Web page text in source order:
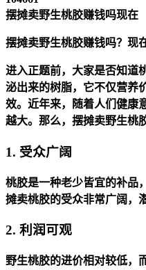
摆摊卖野生桃胶赚钱吗现在
摆摊卖野生桃胶赚钱吗？现
进入正题前，大家是否知道
泌出来的树脂，它不仅营养
效。近年来，随着人们健康
越大。那么，摆摊卖野生桃
1. 受众广阔
桃胶是一种老少皆宜的补品
摊卖桃胶的受众非常广阔，
2. 利润可观
野生桃胶的进价相对较低，